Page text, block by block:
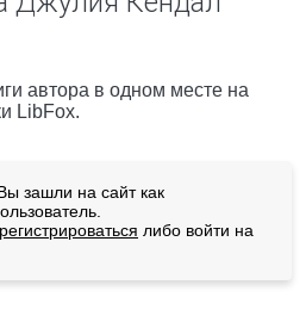
автора в одном месте на
LibFox.
зашли на сайт как
либо войти на